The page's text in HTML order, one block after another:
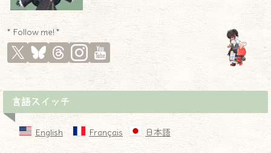
* Follow me! *
言語スイッチ
English Français 日本語